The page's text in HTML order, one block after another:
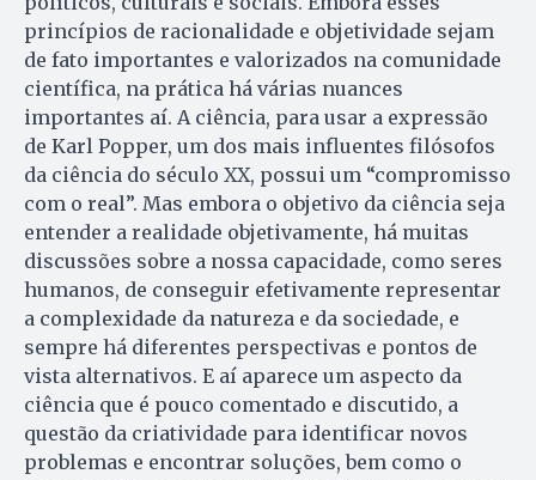
princípios de racionalidade e objetividade sejam
de fato importantes e valorizados na comunidade
científica, na prática há várias nuances
importantes aí. A ciência, para usar a expressão
de Karl Popper, um dos mais influentes filósofos
da ciência do século XX, possui um “compromisso
com o real”. Mas embora o objetivo da ciência seja
entender a realidade objetivamente, há muitas
discussões sobre a nossa capacidade, como seres
humanos, de conseguir efetivamente representar
a complexidade da natureza e da sociedade, e
sempre há diferentes perspectivas e pontos de
vista alternativos. E aí aparece um aspecto da
ciência que é pouco comentado e discutido, a
questão da criatividade para identificar novos
problemas e encontrar soluções, bem como o